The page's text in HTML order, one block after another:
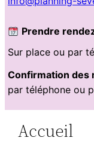
Prendre
Sur place ou par
Confirmation des
par téléphone ou
Accueil